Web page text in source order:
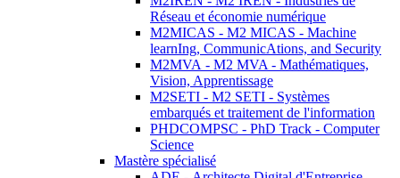
Réseau et économie numérique
M2MICAS - M2 MICAS - Machine
learnIng, CommunicAtions, and Security
M2MVA - M2 MVA - Mathématiques,
Vision, Apprentissage
M2SETI - M2 SETI - Systèmes
embarqués et traitement de l'information
PHDCOMPSC - PhD Track - Computer
Science
Mastère spécialisé